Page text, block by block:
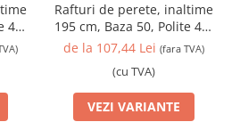
40,
Rafturi de perete, inaltime
195 cm, Baza 50, Polite 40,
Alb
de la 107,44 Lei (fara TVA)
(cu TVA)
VEZI VARIANTE